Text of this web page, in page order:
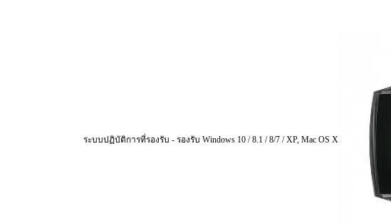
ระบบปฏิบัติการที่รองรับ - รองรับ Windows 10 / 8.1 / 8/7 / XP, Mac OS X